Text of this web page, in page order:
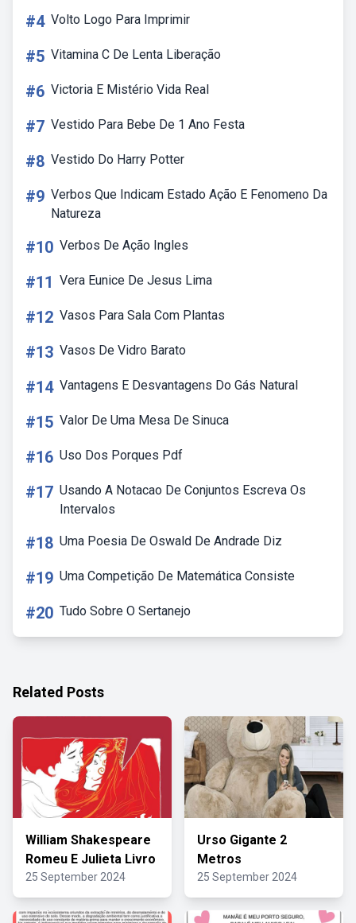
#4 Volto Logo Para Imprimir
#5 Vitamina C De Lenta Liberação
#6 Victoria E Mistério Vida Real
#7 Vestido Para Bebe De 1 Ano Festa
#8 Vestido Do Harry Potter
#9 Verbos Que Indicam Estado Ação E Fenomeno Da
Natureza
#10 Verbos De Ação Ingles
#11 Vera Eunice De Jesus Lima
#12 Vasos Para Sala Com Plantas
#13 Vasos De Vidro Barato
#14 Vantagens E Desvantagens Do Gás Natural
#15 Valor De Uma Mesa De Sinuca
#16 Uso Dos Porques Pdf
#17 Usando A Notacao De Conjuntos Escreva Os
Intervalos
#18 Uma Poesia De Oswald De Andrade Diz
#19 Uma Competição De Matemática Consiste
#20 Tudo Sobre O Sertanejo
Related Posts
William Shakespeare
Romeu E Julieta Livro
25 September 2024
Urso Gigante 2
Metros
25 September 2024